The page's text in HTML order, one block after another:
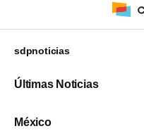
sdpnoticias
Últimas Noticias
México